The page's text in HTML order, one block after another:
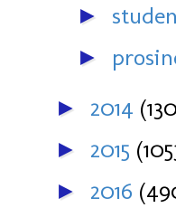
►
►
► 2014
► 2015
► 2016